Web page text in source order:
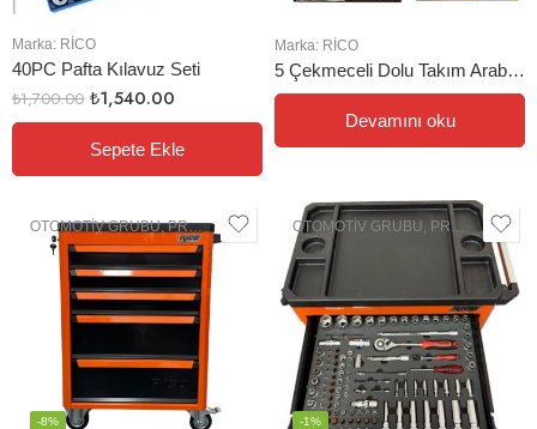
Marka: RİCO
40PC Pafta Kılavuz Seti
₺1,700.00 ₺1,540.00
Sepete Ekle
Marka: RİCO
5 Çekmeceli Dolu Takım Arabası
Devamını oku
OTOMOTIV GRUBU,PROFESYONEL EL ALETLERI
-8%
OTOMOTIV GRUBU PROFESYONEL EL ALETLERI
-1%